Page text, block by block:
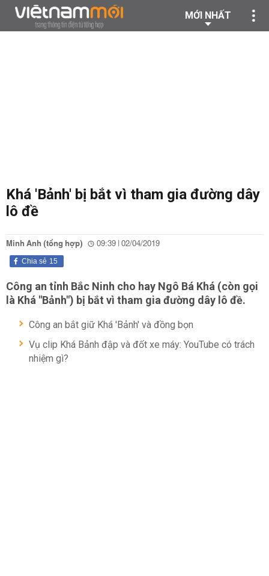
MỚI NHẤT
Khá 'Bảnh' bị bắt vì tham gia đường dây
lô đề
Minh Anh (tổng hợp) 09:39 | 02/04/2019
15
Chia sẻ
Công an tỉnh Bắc Ninh cho hay Ngô Bá Khá (còn gọi
là Khá "Bảnh") bị bắt vì tham gia đường dây lô đề.
Công an bắt giữ Khá 'Bảnh' và đồng bọn
Vụ clip Khá Bảnh đập và đốt xe máy: YouTube có trách
nhiệm gì?